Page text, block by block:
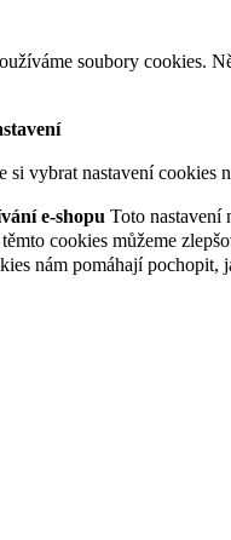
soubory cookies.
si vybrat nastavení cookies
e-shopu Toto nastavení
cookies můžeme
nám pomáhají pochopit,